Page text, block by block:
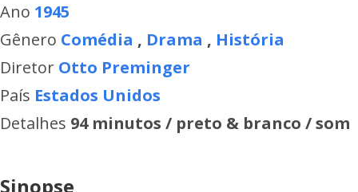
Ano 1945
Gênero Comédia , Drama , História
Diretor Otto Preminger
País Estados Unidos
Detalhes 94 minutos / preto & branco / som
Sinopse